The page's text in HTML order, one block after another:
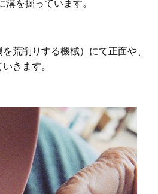
溝を掘っています。
荒削りする機械）にて正面や、
きます。